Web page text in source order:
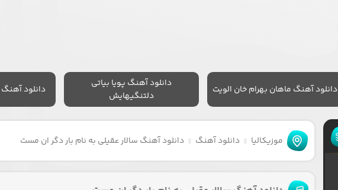
دانلود آهنگ ماهان بهرام خان الویت
دانلود آهنگ پویا بیاتی
دلتنگیهایش
دانلود
موزیکالیا دانلود آهنگ دانلود آهنگ سالار عقیلی به نام بار دگر ان مست